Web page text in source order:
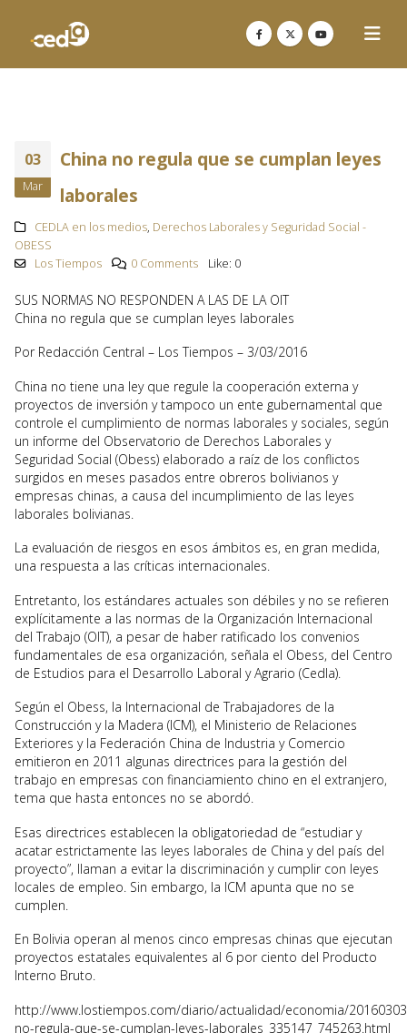
03
Mar
China no regula que se cumplan leyes
laborales
CEDLA en los medios, Derechos Laborales y Seguridad Social -
OBESS
Los Tiempos
0 Comments Like: 0
SUS NORMAS NO RESPONDEN A LAS DE LA OIT
China no regula que se cumplan leyes laborales
Por Redacción Central – Los Tiempos – 3/03/2016
China no tiene una ley que regule la cooperación externa y
proyectos de inversión y tampoco un ente gubernamental que
controle el cumplimiento de normas laborales y sociales, según
un informe del Observatorio de Derechos Laborales y
Seguridad Social (Obess) elaborado a raíz de los conflictos
surgidos en meses pasados entre obreros bolivianos y
empresas chinas, a causa del incumplimiento de las leyes
laborales bolivianas.
La evaluación de riesgos en esos ámbitos es, en gran medida,
una respuesta a las críticas internacionales.
Entretanto, los estándares actuales son débiles y no se refieren
explícitamente a las normas de la Organización Internacional
del Trabajo (OIT), a pesar de haber ratificado los convenios
fundamentales de esa organización, señala el Obess, del Centro
de Estudios para el Desarrollo Laboral y Agrario (Cedla).
Según el Obess, la Internacional de Trabajadores de la
Construcción y la Madera (ICM), el Ministerio de Relaciones
Exteriores y la Federación China de Industria y Comercio
emitieron en 2011 algunas directrices para la gestión del
trabajo en empresas con financiamiento chino en el extranjero,
tema que hasta entonces no se abordó.
Esas directrices establecen la obligatoriedad de “estudiar y
acatar estrictamente las leyes laborales de China y del país del
proyecto”, llaman a evitar la discriminación y cumplir con leyes
locales de empleo. Sin embargo, la ICM apunta que no se
cumplen.
En Bolivia operan al menos cinco empresas chinas que ejecutan
proyectos estatales equivalentes al 6 por ciento del Producto
Interno Bruto.
http://www.lostiempos.com/diario/actualidad/economia/
no-regula-que-se-cumplan-leyes-laborales_335147_745263.html